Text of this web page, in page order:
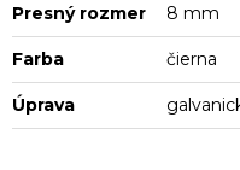
Presný rozmer 8 mm
Farba čierna
Úprava